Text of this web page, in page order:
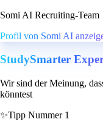
Somi AI Recruiting-Team
Profil von Somi AI
StudySmarter
Wir sind der Meinung,
könntest
✨Tipp Nummer 1